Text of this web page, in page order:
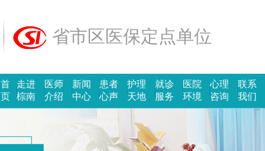
省市区医保定点单位
首
页
走进
棕南
医师
介绍
新闻
中心
患者
心声
护理
天地
就诊
服务
医院
环境
心理
咨询
联系
我们